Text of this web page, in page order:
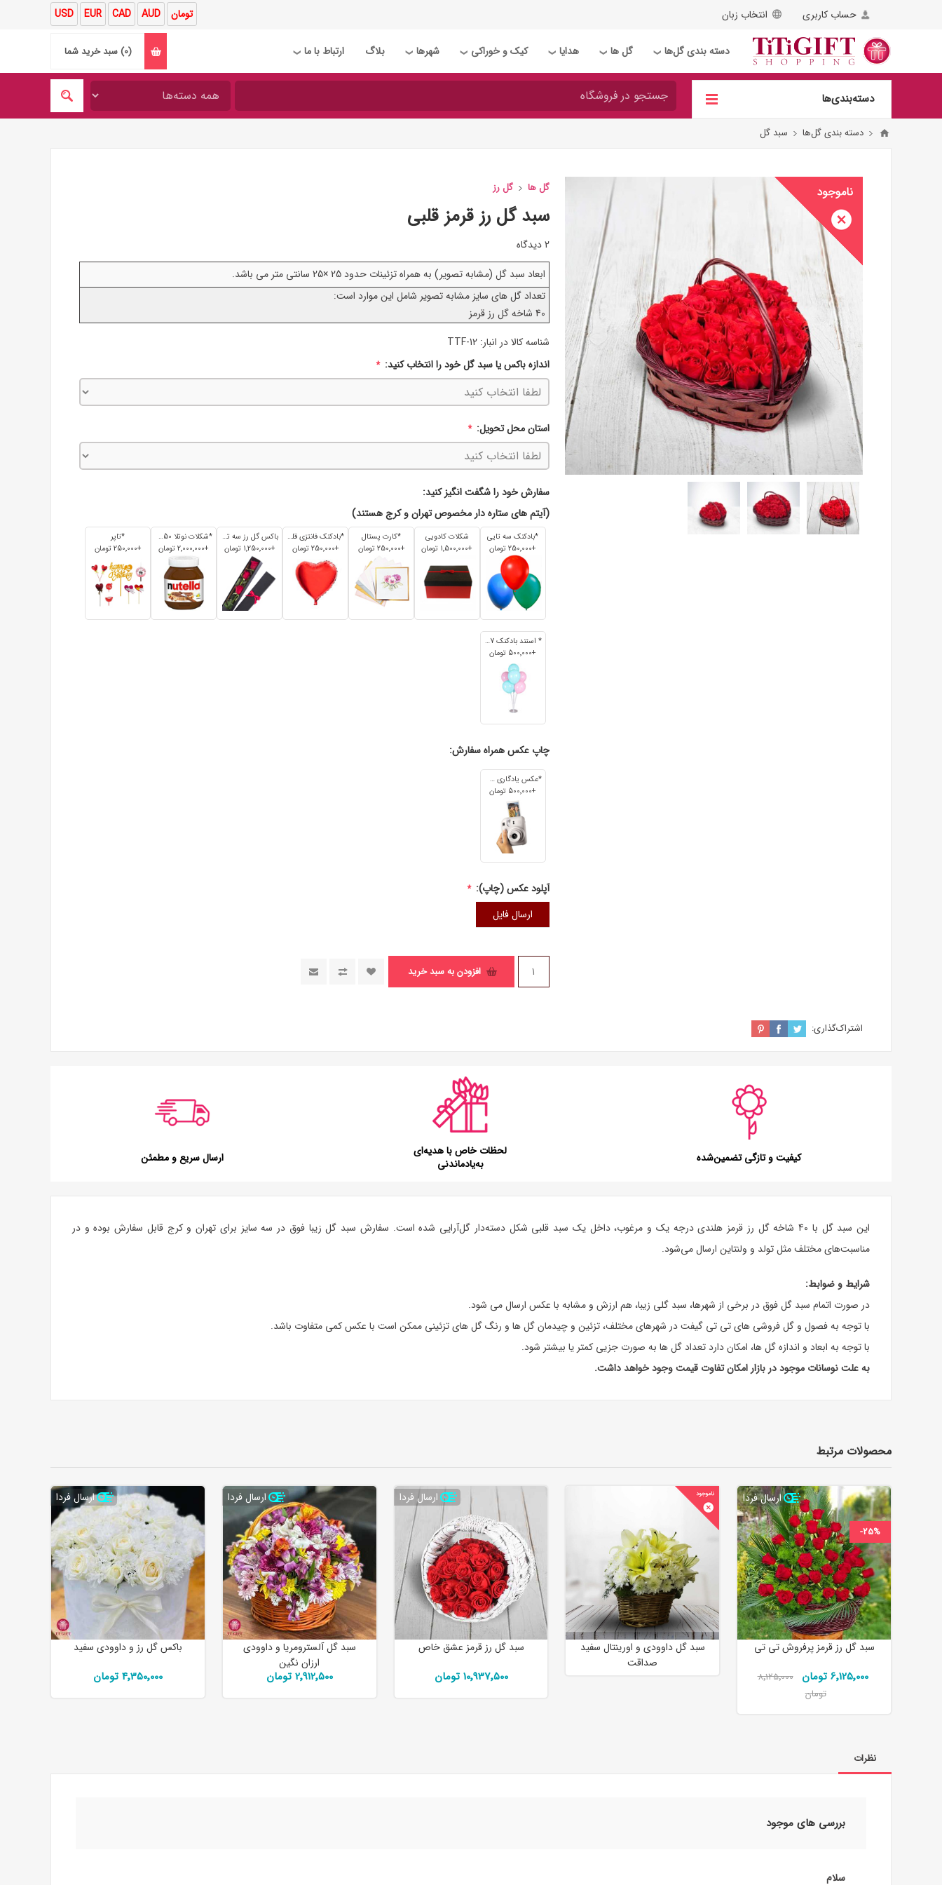
حساب کاربری انتخاب زبان USD EUR CAD AUD تومان
دسته بندی گل‌ها ❯ گل ها ❯ هدایا ❯ کیک و خوراکی ❯ شهرها ❯ بلاگ ارتباط با ما ❯
(0) سبد خرید شما
دسته‌بندی‌ها
دسته بندی گل‌ها سبد گل
گل ها گل رز
سبد گل رز قرمز قلبی
2 دیدگاه
ابعاد سبد گل (مشابه تصویر) به همراه تزئینات حدود 25 ×25 سانتی متر می باشد.
تعداد گل های سایز مشابه تصویر شامل این موارد است:
40 شاخه گل رز قرمز
شناسه کالا در انبار: TTF-12
اندازه باکس یا سبد گل خود را انتخاب کنید: *
استان محل تحویل: *
سفارش خود را شگفت انگیز کنید:
(آیتم های ستاره دار مخصوص تهران و کرج هستند)
*بادکنک سه تایی
+250٬000 تومان
شکلات کادویی
+1٬500٬000 تومان
*کارت پستال
+250٬000 تومان
*بادکنک فانتزی قلبی
+250٬000 تومان
باکس گل رز سه تایی
+1٬250٬000 تومان
*شکلات نوتلا 350 گرم
+2٬000٬000 تومان
*تاپر
+250٬000 تومان
* استند بادکنک 7 تایی
+500٬000 تومان
چاپ عکس همراه سفارش:
*عکس یادگاری 7cm*5cm
+500٬000 تومان
آپلود عکس (چاپ): *
ارسال فایل
افزودن به سبد خرید
اشتراک‌گذاری:
کیفیت و تازگی تضمین‌شده
لحظات خاص با هدیه‌ای
به‌یادماندنی
ارسال سریع و مطمئن
این سبد گل با 40 شاخه گل رز قرمز هلندی درجه یک و مرغوب، داخل یک سبد قلبی شکل دسته‌‎دار گل‌آرایی شده است. سفارش سبد گل زیبا فوق در سه سایز برای تهران و کرج قابل سفارش بوده و در
مناسبت‌های مختلف مثل تولد و ولنتاین ارسال می‌شود.
شرایط و ضوابط:
در صورت اتمام سبد گل فوق در برخی از شهرها، سبد گلی زیبا، هم ارزش و مشابه با عکس ارسال می شود.
با توجه به فصول و گل فروشی های تی تی گیفت در شهرهای مختلف، تزئین و چیدمان گل ها و رنگ گل های تزئینی ممکن است با عکس کمی متفاوت باشد.
با توجه به ابعاد و اندازه گل ها، امکان دارد تعداد گل ها به صورت جزیی کمتر یا بیشتر شود.
به علت نوسانات موجود در بازار امکان تفاوت قیمت وجود خواهد داشت.
محصولات مرتبط
ارسال فردا
-25%
سبد گل رز قرمز پرفروش تی تی
6٬125٬000 تومان
8٬125٬000
تومان
سبد گل داوودی و اورینتال سفید
صداقت
ارسال فردا
سبد گل رز قرمز عشق خاص
10٬937٬500 تومان
ارسال فردا
سبد گل آلسترومریا و داوودی
ارزان نگین
2٬912٬500 تومان
ارسال فردا
باکس گل رز و داوودی سفید
4٬350٬000 تومان
نظرات
بررسی های موجود
سلام